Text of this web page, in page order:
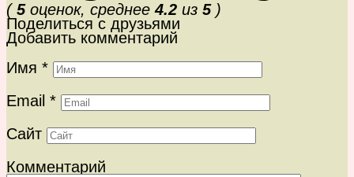
( 5оценок, среднее4.2 из 5)
Поделиться с друзьями
Добавить комментарий
Имя *
Email *
Сайт
Комментарий